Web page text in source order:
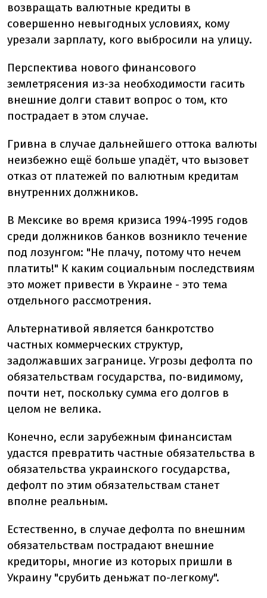
возвращать валютные кредиты в
совершенно невыгодных условиях, кому
урезали зарплату, кого выбросили на улицу.
Перспектива нового финансового
землетрясения из-за необходимости гасить
внешние долги ставит вопрос о том, кто
пострадает в этом случае.
Гривна в случае дальнейшего оттока валюты
неизбежно ещё больше упадёт, что вызовет
отказ от платежей по валютным кредитам
внутренних должников.
В Мексике во время кризиса 1994-1995 годов
среди должников банков возникло течение
под лозунгом: "Не плачу, потому что нечем
платить!" К каким социальным последствиям
это может привести в Украине - это тема
отдельного рассмотрения.
Альтернативой является банкротство
частных коммерческих структур,
задолжавших загранице. Угрозы дефолта по
обязательствам государства, по-видимому,
почти нет, поскольку сумма его долгов в
целом не велика.
Конечно, если зарубежным финансистам
удастся превратить частные обязательства в
обязательства украинского государства,
дефолт по этим обязательствам станет
вполне реальным.
Естественно, в случае дефолта по внешним
обязательствам пострадают внешние
кредиторы, многие из которых пришли в
Украину "срубить деньжат по-легкому".